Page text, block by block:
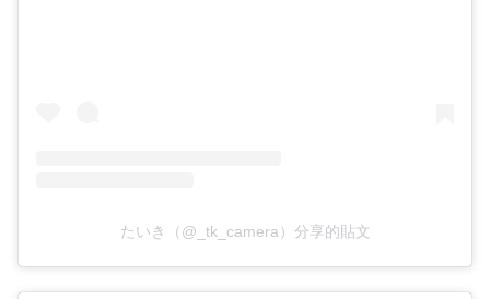
たいき（@_tk_camera）分享的貼文